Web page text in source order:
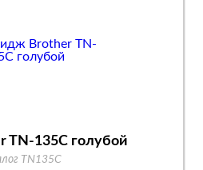
TN-135C голубой
TN135C